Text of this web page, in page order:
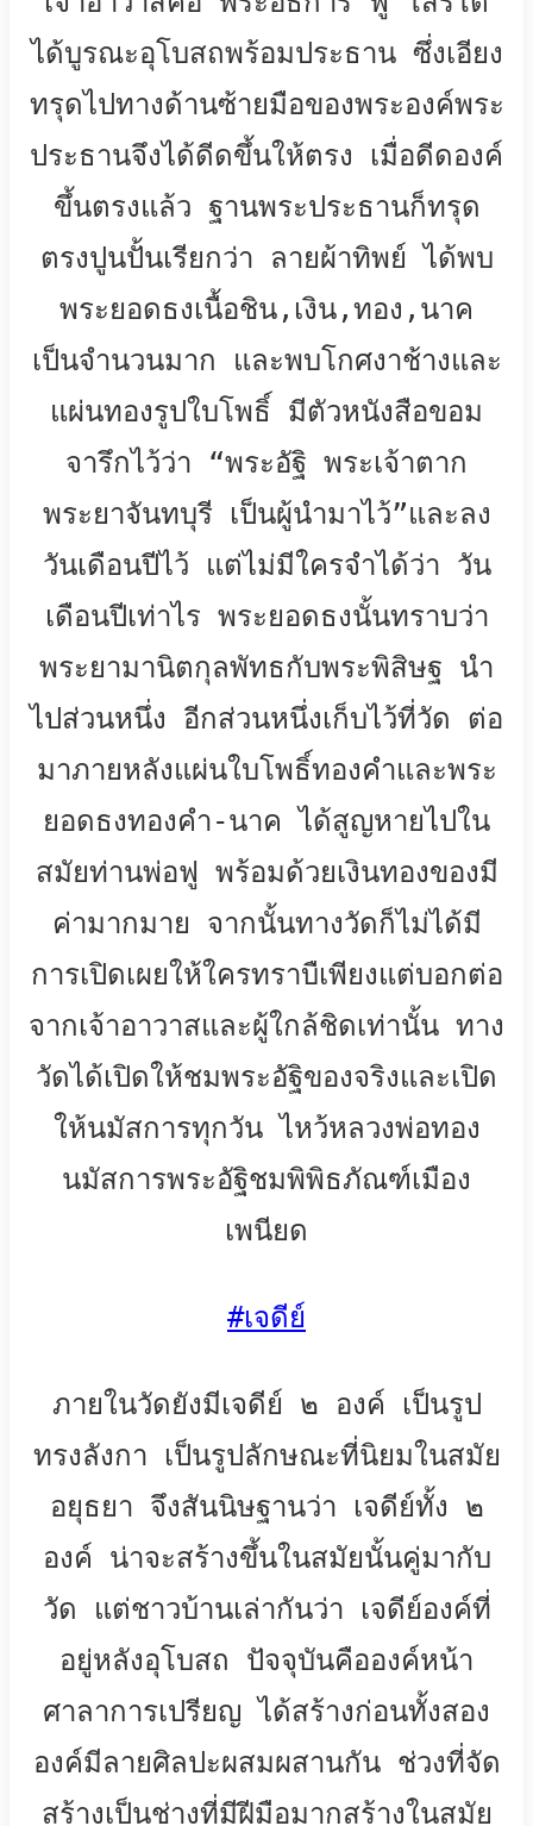
ได้บูรณะอุโบสถพร้อมประธาน ซึ่งเอียง
ทรุดไปทางด้านซ้ายมือของพระองค์พระ
ประธานจึงได้ดีดขึ้นให้ตรง เมื่อดีดองค์
ขึ้นตรงแล้ว ฐานพระประธานก็ทรุด
ตรงปูนปั้นเรียกว่า ลายผ้าทิพย์ ได้พบ
พระยอดธงเนื้อชิน, เงิน,ทอง , นาค
เป็นจำนวนมาก และพบโกศงาช้างและ
แผ่นทองรูปใบโพธิ์ มีตัวหนังสือขอม
จารึกไว้ว่า “พระอัฐิ พระเจ้าตาก
พระยาจันทบุรี เป็นผู้นำมาไว้”และลง
วันเดือนปีไว้ แต่ไม่มีใครจำได้ว่า วัน
เดือนปีเท่าไร พระยอดธงนั้นทราบว่า
พระยามานิตกุลพัทธกับพระพิสิษฐ นำ
ไปส่วนหนึ่ง อีกส่วนหนึ่งเก็บไว้ที่วัด ต่อ
มาภายหลังแผ่นใบโพธิ์ทองคำและพระ
ยอดธงทองคำ-นาค ได้สูญหายไปใน
สมัยท่านพ่อฟู พร้อมด้วยเงินทองของมี
ค่ามากมาย จากนั้นทางวัดก็ไม่ได้มี
การเปิดเผยให้ใครทราบืเพียงแต่บอกต่อ
จากเจ้าอาวาสและผู้ใกล้ชิดเท่านั้น ทาง
วัดได้เปิดให้ชมพระอัฐิของจริงและเปิด
ให้นมัสการทุกวัน ไหว้หลวงพ่อทอง
นมัสการพระอัฐิชมพิพิธภัณฑ์เมือง
เพนียด
#เจดีย์
ภายในวัดยังมีเจดีย์ ๒ องค์ เป็นรูป
ทรงลังกา เป็นรูปลักษณะที่นิยมในสมัย
อยุธยา จึงสันนิษฐานว่า เจดีย์ทั้ง ๒
องค์ น่าจะสร้างขึ้นในสมัยนั้นคู่มากับ
วัด แต่ชาวบ้านเล่ากันว่า เจดีย์องค์ที่
อยู่หลังอุโบสถ ปัจจุบันคือองค์หน้า
ศาลาการเปรียญ ได้สร้างก่อนทั้งสอง
องค์มีลายศิลปะผสมผสานกัน ช่วงที่จัด
สร้างเป็นช่างที่มีฝีมือมากสร้างในสมัย